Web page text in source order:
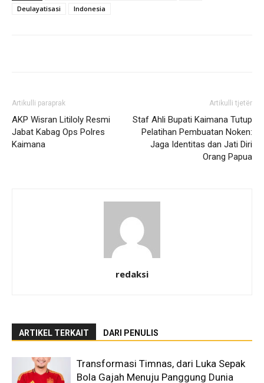
Deulayatisasi
Indonesia
Artikulli paraprak
AKP Wisran Litiloly Resmi
Jabat Kabag Ops Polres
Kaimana
Artikulli tjetër
Staf Ahli Bupati Kaimana Tutup
Pelatihan Pembuatan Noken:
Jaga Identitas dan Jati Diri
Orang Papua
redaksi
ARTIKEL TERKAIT DARI PENULIS
Transformasi Timnas, dari Luka Sepak
Bola Gajah Menuju Panggung Dunia